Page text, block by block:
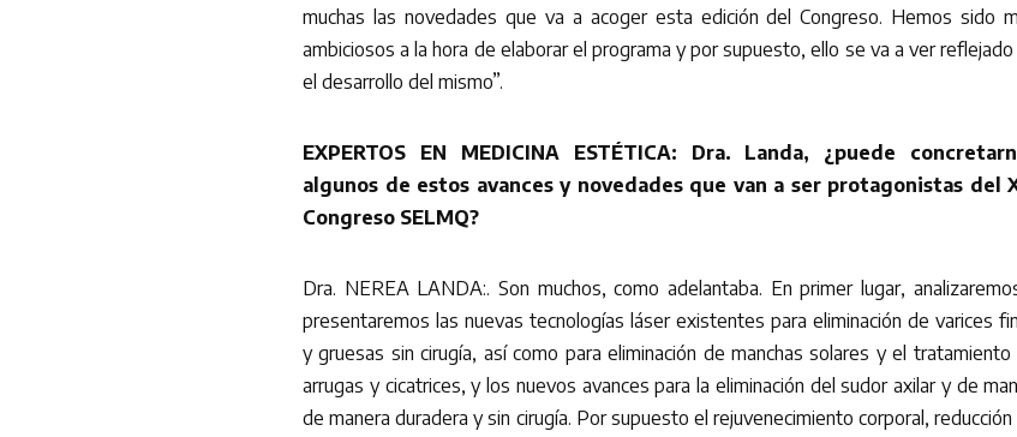
muchas las novedades que va a acoger esta edición del Congreso. Hemos sido
ambiciosos a la hora de elaborar el programa y por supuesto, ello se va a ver reflejado
el desarrollo del mismo”.
EXPERTOS EN MEDICINA ESTÉTICA: Dra. Landa, ¿puede
algunos de estos avances y novedades que van a ser protagonistas del
Congreso SELMQ?
Dra. NEREA LANDA:. Son muchos, como adelantaba. En primer lugar,
presentaremos las nuevas tecnologías láser existentes para eliminación de varices
y gruesas sin cirugía, así como para eliminación de manchas solares y el tratamiento
arrugas y cicatrices, y los nuevos avances para la eliminación del sudor axilar y de
de manera duradera y sin cirugía. Por supuesto el rejuvenecimiento corporal, reducción